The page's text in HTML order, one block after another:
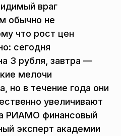
враг
обычно не
что рост цен
сегодня
3 рубля, завтра —
мелочи
но в течение года они
увеличивают
РИАМО финансовый
эксперт академии